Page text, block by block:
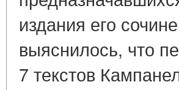
издания его
выяснилось, что
7 текстов